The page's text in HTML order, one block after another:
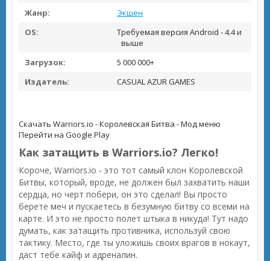
Жанр:
Экшен
OS:
Требуемая версия Android - 4.4 и
выше
Загрузок:
5 000 000+
Издатель:
CASUAL AZUR GAMES
Скачать Warriors.io - Королевская Битва - Мод меню
Перейти на Google Play
Как затащить в Warriors.io? Легко!
Короче, Warriors.io - это тот самый клон Королевской
Битвы, который, вроде, не должен был захватить наши
сердца, но черт побери, он это сделал! Вы просто
берете меч и пускаетесь в безумную битву со всеми на
карте. И это не просто полет штыка в никуда! Тут надо
думать, как затащить противника, используй свою
тактику. Место, где ты уложишь своих врагов в нокаут,
даст тебе кайф и адреналин.